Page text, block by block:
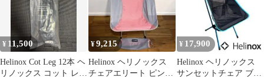
¥ 11,500
Helinox Cot Leg 12本 ヘ
リノックス コット レッ
¥9,215
Helinox ヘリノックス
チェアエリート ピンク
¥ 17,900
Helinox ヘリノックス
サンセットチェア ブラ